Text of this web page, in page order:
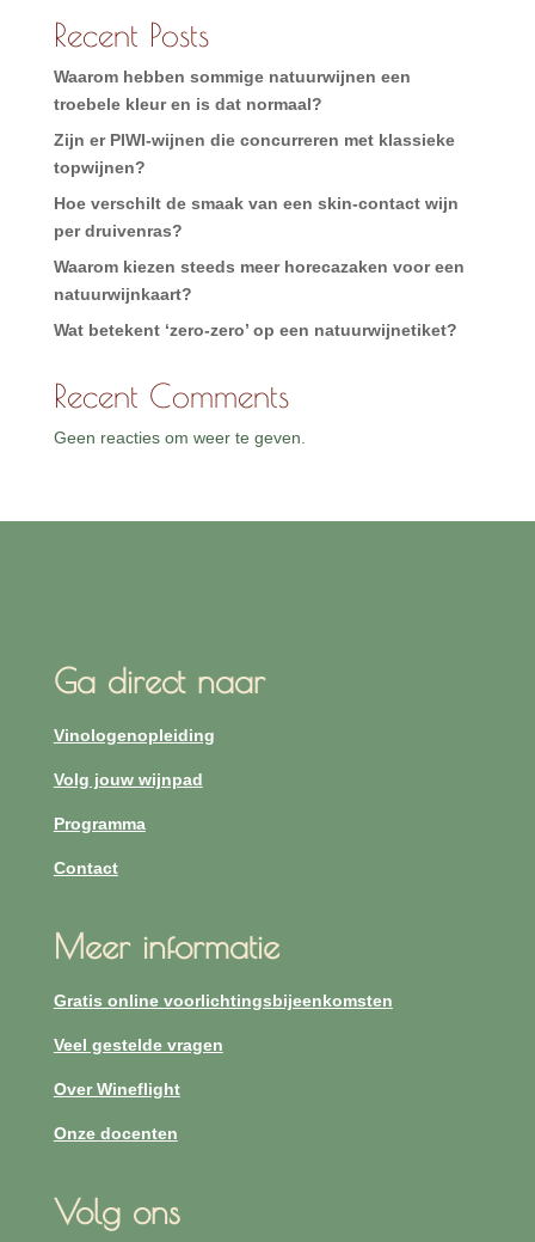
Recent Posts
Waarom hebben sommige natuurwijnen een
troebele kleur en is dat normaal?
Zijn er PIWI-wijnen die concurreren met klassieke
topwijnen?
Hoe verschilt de smaak van een skin-contact wijn
per druivenras?
Waarom kiezen steeds meer horecazaken voor een
natuurwijnkaart?
Wat betekent ‘zero-zero’ op een natuurwijnetiket?
Recent Comments
Geen reacties om weer te geven.
Ga direct naar
Vinologenopleiding
Volg jouw wijnpad
Programma
Contact
Meer informatie
Gratis online voorlichtingsbijeenkomsten
Veel gestelde vragen
Over Wineflight
Onze docenten
Volg ons